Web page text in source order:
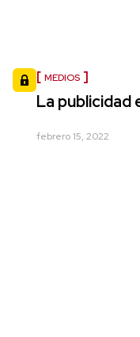
MEDIOS
La publicidad
febrero 15, 2022